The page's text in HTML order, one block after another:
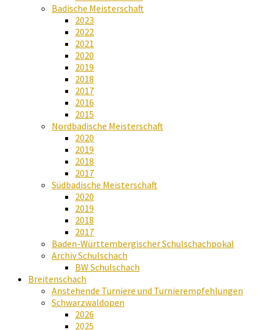
Badische Meisterschaft
2023
2022
2021
2020
2019
2018
2017
2016
2015
Nordbadische Meisterschaft
2020
2019
2018
2017
Südbadische Meisterschaft
2020
2019
2018
2017
Baden-Württembergischer Schulschachpokal
Archiv Schulschach
BW Schulschach
Breitenschach
Anstehende Turniere und Turnierempfehlungen
Schwarzwaldopen
2026
2025